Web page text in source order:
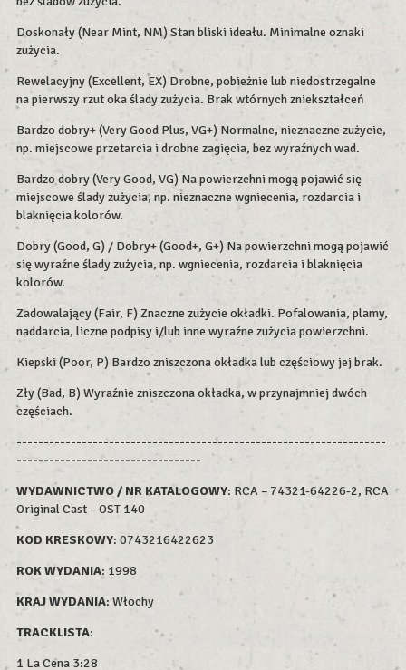
Doskonały (Near Mint, NM) Stan bliski ideału. Minimalne oznaki
zużycia.
Rewelacyjny (Excellent, EX) Drobne, pobieżnie lub niedostrzegalne
na pierwszy rzut oka ślady zużycia. Brak wtórnych zniekształceń
Bardzo dobry+ (Very Good Plus, VG+) Normalne, nieznaczne zużycie,
np. miejscowe przetarcia i drobne zagięcia, bez wyraźnych wad.
Bardzo dobry (Very Good, VG) Na powierzchni mogą pojawić się
miejscowe ślady zużycia, np. nieznaczne wgniecenia, rozdarcia i
blaknięcia kolorów.
Dobry (Good, G) / Dobry+ (Good+, G+) Na powierzchni mogą pojawić
się wyraźne ślady zużycia, np. wgniecenia, rozdarcia i blaknięcia
kolorów.
Zadowalający (Fair, F) Znaczne zużycie okładki. Pofalowania, plamy,
naddarcia, liczne podpisy i/lub inne wyraźne zużycia powierzchni.
Kiepski (Poor, P) Bardzo zniszczona okładka lub częściowy jej brak.
Zły (Bad, B) Wyraźnie zniszczona okładka, w przynajmniej dwóch
częściach.
--------------------------------------------------------------------
----------------------------------
WYDAWNICTWO / NR KATALOGOWY: RCA – 74321-64226-2, RCA
Original Cast – OST 140
KOD KRESKOWY: 0743216422623
ROK WYDANIA: 1998
KRAJ WYDANIA: Włochy
TRACKLISTA:
1 La Cena 3:28